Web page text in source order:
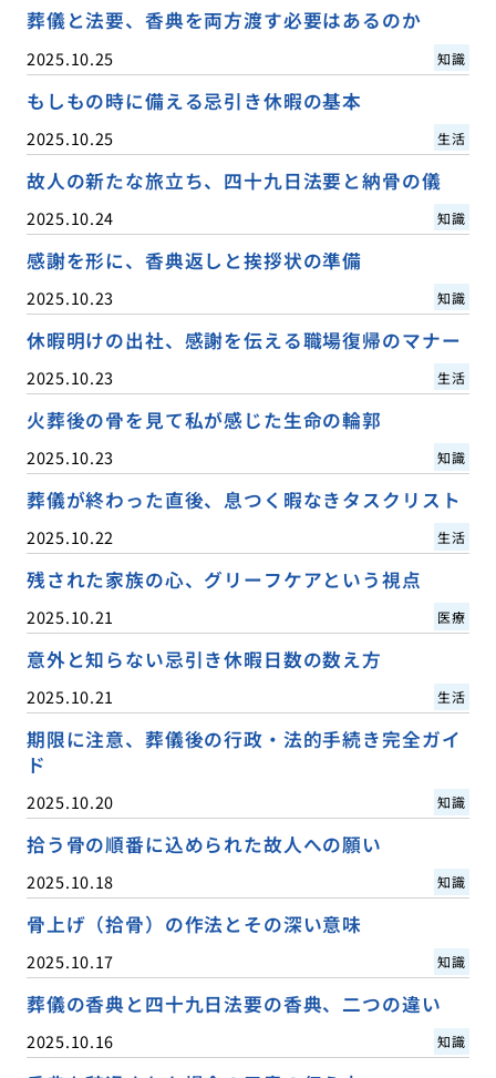
葬儀と法要、香典を両方渡す必要はあるのか
2025.10.25 知識
もしもの時に備える忌引き休暇の基本
2025.10.25 生活
故人の新たな旅立ち、四十九日法要と納骨の儀
2025.10.24 知識
感謝を形に、香典返しと挨拶状の準備
2025.10.23 知識
休暇明けの出社、感謝を伝える職場復帰のマナー
2025.10.23 生活
火葬後の骨を見て私が感じた生命の輪郭
2025.10.23 知識
葬儀が終わった直後、息つく暇なきタスクリスト
2025.10.22 生活
残された家族の心、グリーフケアという視点
2025.10.21 医療
意外と知らない忌引き休暇日数の数え方
2025.10.21 生活
期限に注意、葬儀後の行政・法的手続き完全ガイ
ド
2025.10.20 知識
拾う骨の順番に込められた故人への願い
2025.10.18 知識
骨上げ（拾骨）の作法とその深い意味
2025.10.17 知識
葬儀の香典と四十九日法要の香典、二つの違い
2025.10.16 知識